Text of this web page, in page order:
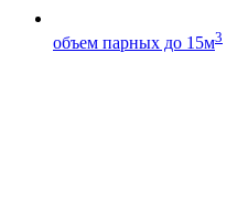
объем парных до 15м3